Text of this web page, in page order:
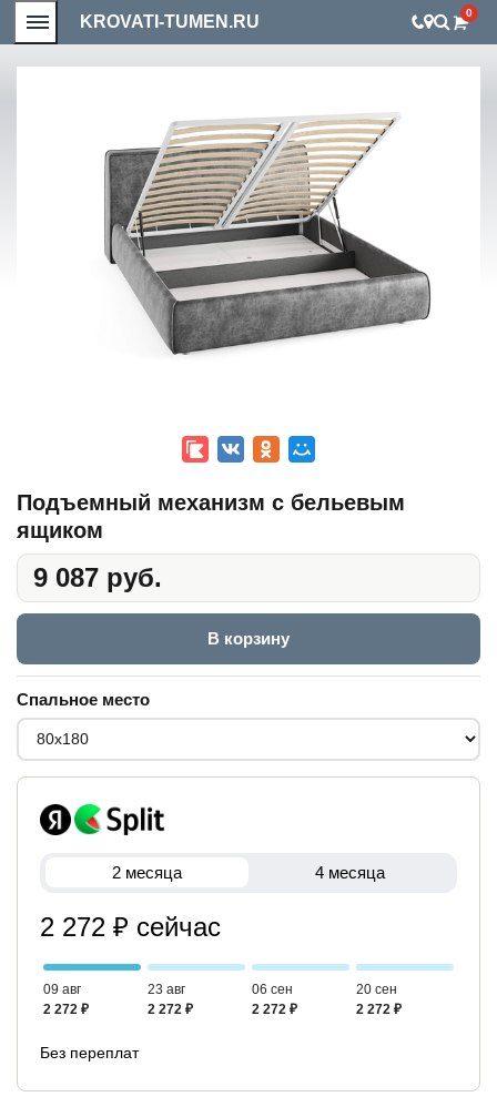
KROVATI-TUMEN.RU 0
Подъемный механизм с бельевым
ящиком
9 087 руб.
В корзину
Спальное место
2 месяца 4 месяца
2 272 ₽ сейчас
09 авг
2 272 ₽
23 авг
2 272 ₽
06 сен
2 272 ₽
20 сен
2 272 ₽
Без переплат